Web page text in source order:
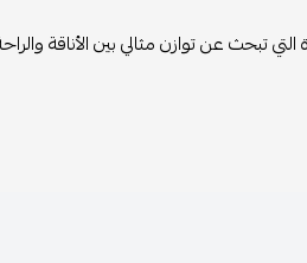
تبحث عن توازن مثالي بين الأناقة